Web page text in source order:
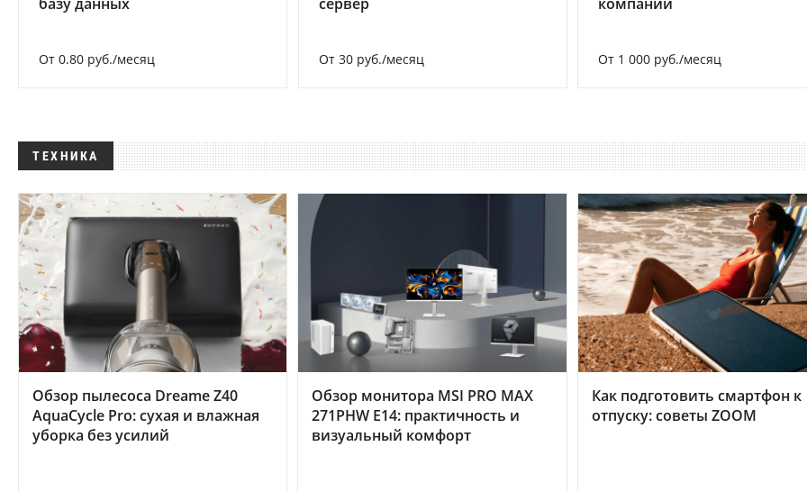
От 0.80 руб./месяц От 30 руб./месяц От 1 000 руб./месяц
ТЕХНИКА
Обзор пылесоса Dreame Z40
AquaCycle Pro: сухая и влажная
уборка без усилий
Обзор монитора MSI PRO MAX
271PHW E14: практичность и
визуальный комфорт
Как подготовить смартфон к
отпуску: советы ZOOM